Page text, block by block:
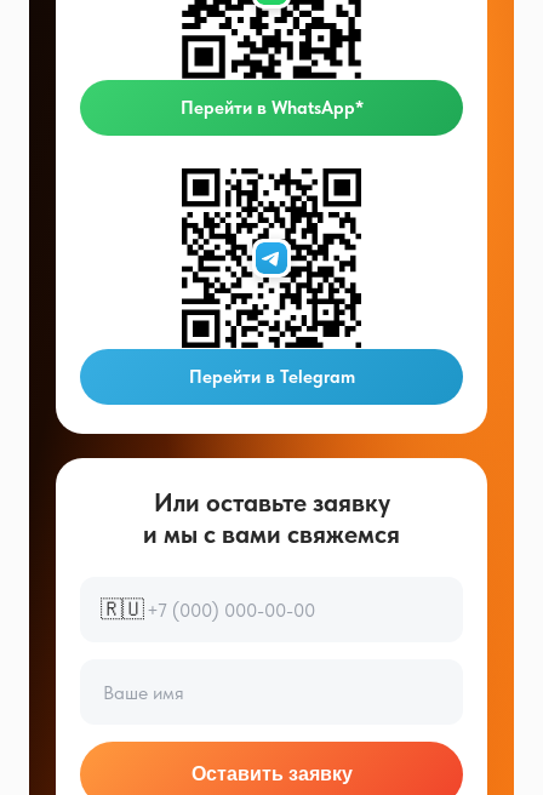
Перейти в WhatsApp*
Перейти в Telegram
Или оставьте заявку
и мы с вами свяжемся
🇷🇺
Оставить заявку